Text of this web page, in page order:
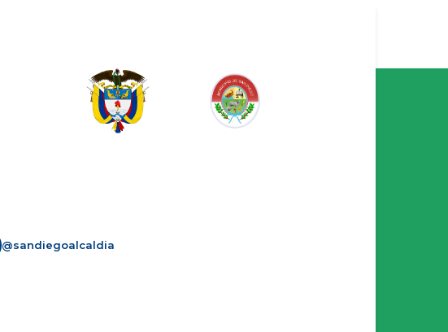
@sandiegoalcaldia